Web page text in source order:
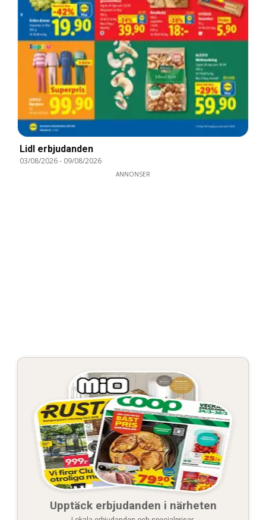
Lidl erbjudanden
03/08/2026- 09/08/2026
ANNONSER
Upptäck erbjudanden i närheten